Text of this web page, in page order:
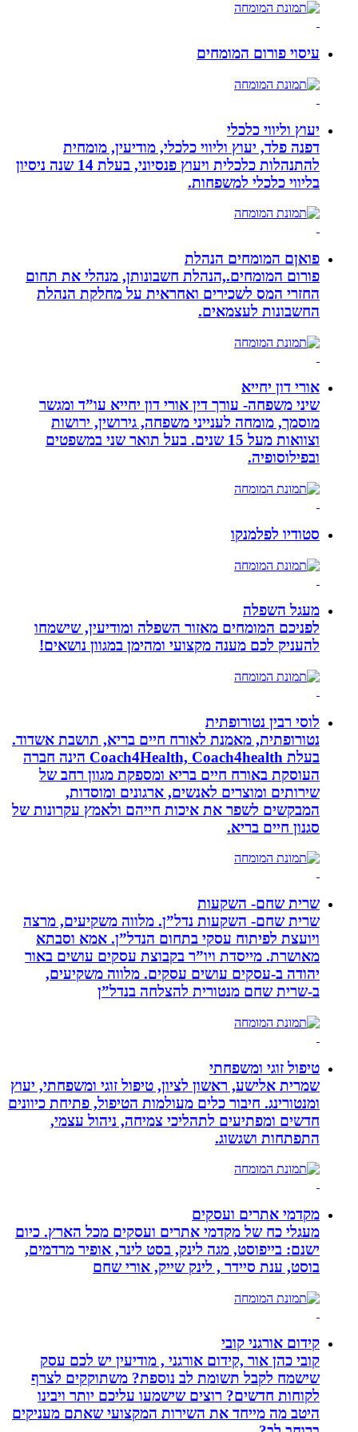
עיסוי פורום המומחים
יעוץ וליווי כלכלי
דפנה פלד, יעוץ וליווי כלכלי, מודיעין, מומחית
להתנהלות כלכלית ויעוץ פנסיוני, בעלת 14 שנה ניסיון
בליווי כלכלי למשפחות.
פואןם המומחים הנהלת
פורום המומחים.,הנהלת חשבונותן, מנהלי את תחום
החזרי המס לשכירים ואחראית על מחלקת הנהלת
החשבונות לעצמאים.
אורי דון יחייא
שיני משפחה- עורך דין אורי דון יחייא עו”ד ומגשר
מוסמך, מומחה לענייני משפחה, גירושין, ירושות
וצוואות מעל 15 שנים. בעל תואר שני במשפטים
ובפילוסופיה.
סטודיו לפלמנקו
מעגל השפלה
לפניכם המומחים מאזור השפלה ומודיעין, שישמחו
להעניק לכם מענה מקצועי ומהימן במגוון נושאים!
לוסי רבין נטורופתית
נטורופתית, מאמנת לאורח חיים בריא, תושבת אשדוד.
בעלת Coach4Health, Coach4health הינה חברה
העוסקת באורח חיים בריא ומספקת מגוון רחב של
שירותים ומוצרים לאנשים, ארגונים ומוסדות,
המבקשים לשפר את איכות חייהם ולאמץ עקרונות של
סגנון חיים בריא.
שרית שחם- השקעות
שרית שחם- השקעות נדל”ן. מלווה משקיעים, מרצה
ויועצת לפיתוח עסקי בתחום הנדל”ן. אמא וסבתא
מאושרת. ‏מייסדת ויו”ר בקבוצת עסקים עושים באור
יהודה‏ ב-‏עסקים עושים עסקים‏. ‏מלווה משקיעים,
ב-‏שרית שחם מנטורית להצלחה בנדל”ן‏
טיפול זוגי ומשפחתי
שמרית אלישע, ראשון לציון, טיפול זוגי ומשפחתי, יעוץ
ומנטורינג. חיבור כלים מעולמות הטיפול, פתיחת כיוונים
חדשים ומפתיעים לתהליכי צמיחה, ניהול עצמי,
התפתחות ושגשוג.
מקדמי אתרים ועסקים
מעגלי כח של מקדמי אתרים ועסקים מכל הארץ. כיום
ישנם: בייפוסט, מגה לינק, בסט לינר, אופיר מרדמים,
בוסט, ענת סיידר , לינק שייק, אורי שחם
קידום אורגני קובי
קובי כהן אור ,קידום אורגני , מודיעין יש לכם עסק
שישמח לקבל תשומת לב נוספת? משתוקקים לצרף
לקוחות חדשים? רוצים שישמעו עליכם יותר ויבינו
היטב מה מייחד את השירות המקצועי שאתם מעניקים